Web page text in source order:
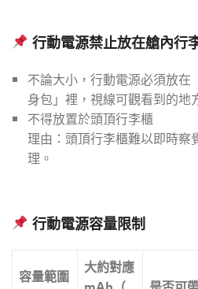
行動電源禁止放在艙內行
不論大小，行動電源必須放在
身包」裡，視線可觀看到的地
不得放置於頭頂行李櫃
理由：頭頂行李櫃難以即時察
理。
行動電源容量限制
容量範圍
大約對應